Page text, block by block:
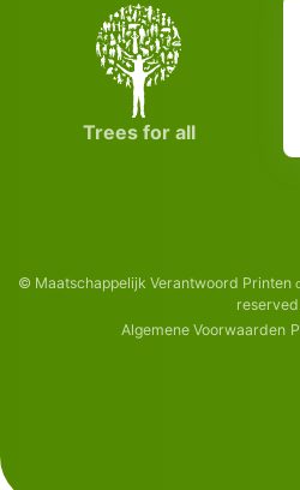
Trees for all
© Maatschappelijk Verantwoord Printen
Algemene Voorwaarden